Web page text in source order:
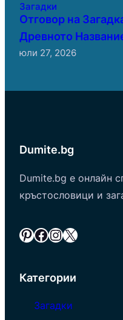
Загадки
Отговор на
Древното
юли 27, 2026
Dumite.bg
Dumite.bg е онлайн
кръстословици и
Pinterest Facebook InstagramX
Категории
Загадки